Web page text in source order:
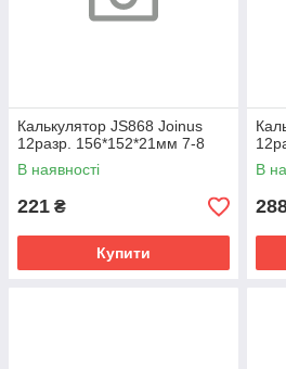
Калькулятор JS868 Joinus
12разр. 156*152*21мм 7-8
В наявності
221 ₴
Купити
В